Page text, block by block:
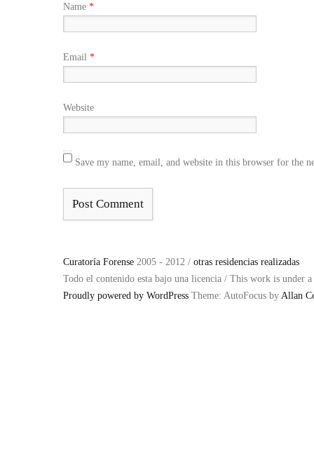
Name *
Email *
Website
Save my name, email, and website in this browser for the
Curatoría Forense 2005 - 2012 / otras residencias realizadas
Todo el contenido esta bajo una licencia / This work is under a
Proudly powered by WordPress Theme: AutoFocus by Allan